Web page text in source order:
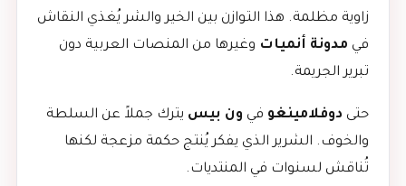
زاوية مظلمة. هذا التوازن بين الخير والشر يُغذي النقاش
في مدونة أنميات وغيرها من المنصات العربية دون
تبرير الجريمة.
حتى دوفلامينغو في ون بيس يترك جملاً عن السلطة
والخوف. الشرير الذي يفكر يُنتج حكمة مزعجة لكنها
تُناقش لسنوات في المنتديات.